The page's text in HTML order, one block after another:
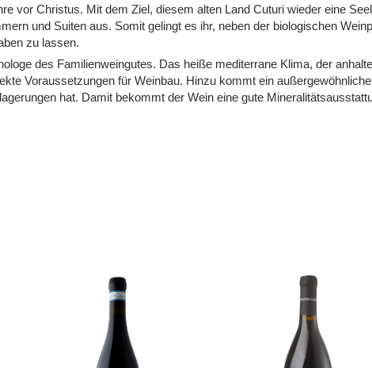
vor Christus. Mit dem Ziel, diesem alten Land Cuturi wieder eine
und Suiten aus. Somit gelingt es ihr, neben der biologischen
zu lassen.
des Familienweingutes. Das heiße mediterrane Klima, der
Voraussetzungen für Weinbau. Hinzu kommt ein
hat. Damit bekommt der Wein eine gute